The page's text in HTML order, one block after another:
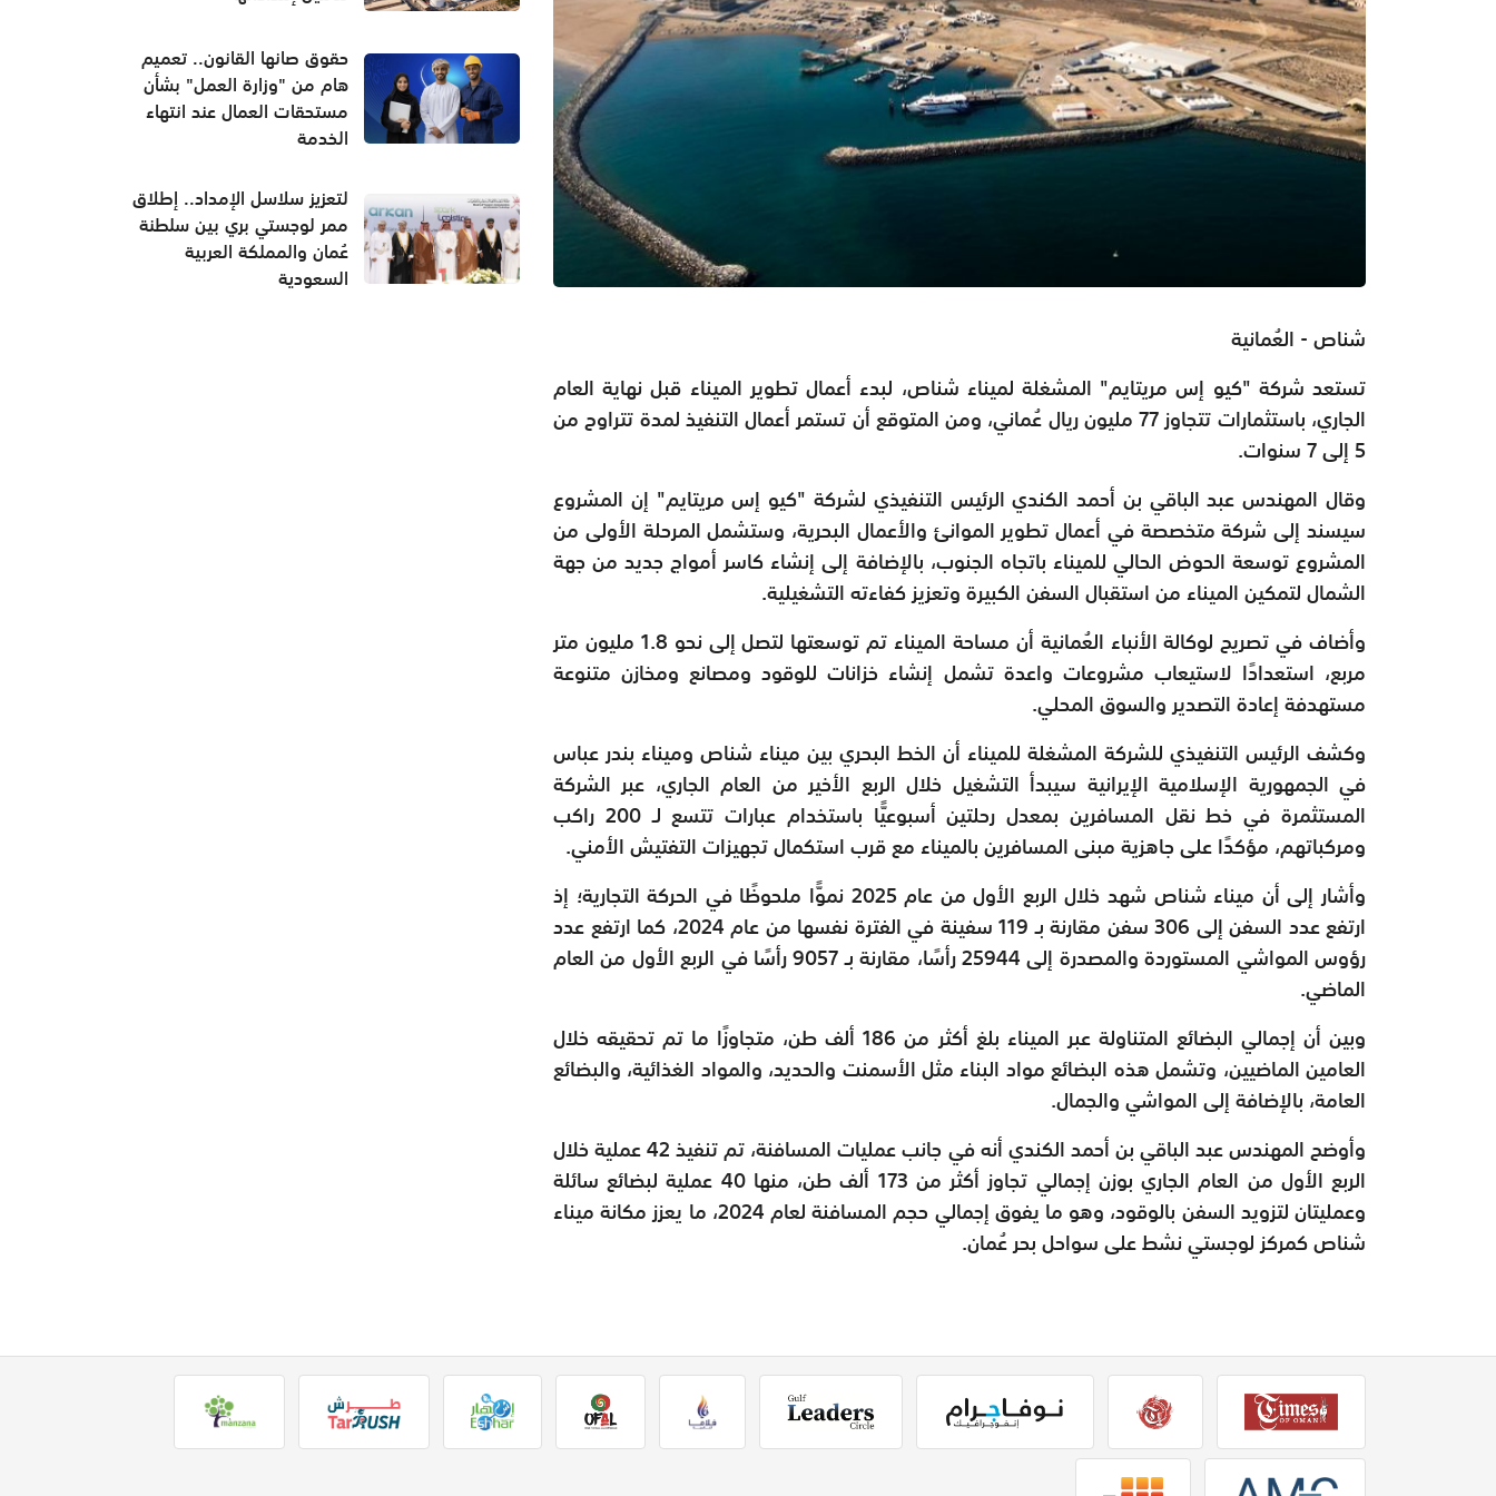
شناص - العُمانية
تستعد شركة "كيو إس مريتايم" المشغلة لميناء شناص، لبدء أعمال تطوير الميناء قبل نهاية العام
الجاري، باستثمارات تتجاوز 77 مليون ريال عُماني، ومن المتوقع أن تستمر أعمال التنفيذ لمدة تتراوح من
5 إلى 7 سنوات.
وقال المهندس عبد الباقي بن أحمد الكندي الرئيس التنفيذي لشركة "كيو إس مريتايم" إن المشروع
سيسند إلى شركة متخصصة في أعمال تطوير الموانئ والأعمال البحرية، وستشمل المرحلة الأولى من
المشروع توسعة الحوض الحالي للميناء باتجاه الجنوب، بالإضافة إلى إنشاء كاسر أمواج جديد من جهة
الشمال لتمكين الميناء من استقبال السفن الكبيرة وتعزيز كفاءته التشغيلية.
وأضاف في تصريح لوكالة الأنباء العُمانية أن مساحة الميناء تم توسعتها لتصل إلى نحو 1.8 مليون متر
مربع، استعدادًا لاستيعاب مشروعات واعدة تشمل إنشاء خزانات للوقود ومصانع ومخازن متنوعة
مستهدفة إعادة التصدير والسوق المحلي.
وكشف الرئيس التنفيذي للشركة المشغلة للميناء أن الخط البحري بين ميناء شناص وميناء بندر عباس
في الجمهورية الإسلامية الإيرانية سيبدأ التشغيل خلال الربع الأخير من العام الجاري، عبر الشركة
المستثمرة في خط نقل المسافرين بمعدل رحلتين أسبوعيًّا باستخدام عبارات تتسع لـ 200 راكب
ومركباتهم، مؤكدًا على جاهزية مبنى المسافرين بالميناء مع قرب استكمال تجهيزات التفتيش الأمني.
وأشار إلى أن ميناء شناص شهد خلال الربع الأول من عام 2025 نموًّا ملحوظًا في الحركة التجارية؛ إذ
ارتفع عدد السفن إلى 306 سفن مقارنة بـ 119 سفينة في الفترة نفسها من عام 2024، كما ارتفع عدد
رؤوس المواشي المستوردة والمصدرة إلى 25944 رأسًا، مقارنة بـ 9057 رأسًا في الربع الأول من العام
الماضي.
وبين أن إجمالي البضائع المتناولة عبر الميناء بلغ أكثر من 186 ألف طن، متجاوزًا ما تم تحقيقه خلال
العامين الماضيين، وتشمل هذه البضائع مواد البناء مثل الأسمنت والحديد، والمواد الغذائية، والبضائع
العامة، بالإضافة إلى المواشي والجمال.
وأوضح المهندس عبد الباقي بن أحمد الكندي أنه في جانب عمليات المسافنة، تم تنفيذ 42 عملية خلال
الربع الأول من العام الجاري بوزن إجمالي تجاوز أكثر من 173 ألف طن، منها 40 عملية لبضائع سائلة
وعمليتان لتزويد السفن بالوقود، وهو ما يفوق إجمالي حجم المسافنة لعام 2024، ما يعزز مكانة ميناء
شناص كمركز لوجستي نشط على سواحل بحر عُمان.
حقوق صانها القانون.. تعميم
هام من "وزارة العمل" بشأن
مستحقات العمال عند انتهاء
الخدمة
لتعزيز سلاسل الإمداد.. إطلاق
ممر لوجستي بري بين سلطنة
عُمان والمملكة العربية
السعودية